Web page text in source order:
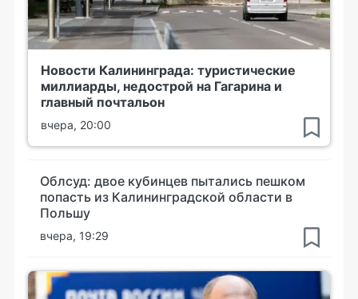
Новости Калининграда: туристические
миллиарды, недострой на Гагарина и
главный почтальон
вчера, 20:00
Облсуд: двое кубинцев пытались пешком
попасть из Калининградской области в
Польшу
вчера, 19:29